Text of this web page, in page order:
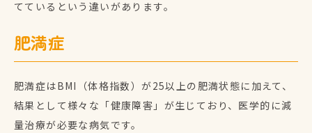
てているという違いがあります。
肥満症
肥満症はBMI（体格指数）が25以上の肥満状態に加えて、
結果として様々な「健康障害」が生じており、医学的に減
量治療が必要な病気です。